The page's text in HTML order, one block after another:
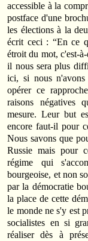
accessible à la
postface d'une
les élections à la
écrit ceci : “En ce
étroit du mot,
il nous sera plus
ici, si nous n'avons
opérer ce
raisons négatives
mesure. Leur but
encore faut‑il pour
Nous savons que
Russie mais pour
régime qui
bourgeoise, et non
par la démocratie
la place de cette
le monde ne s'y est
socialistes en si
réaliser dès à